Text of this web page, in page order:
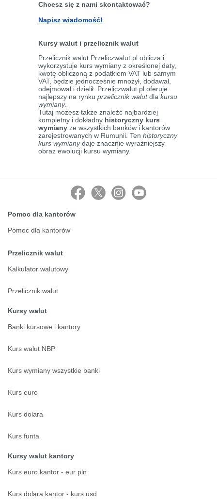
Chcesz się z nami skontaktować?
Napisz wiadomość!
Kursy walut i przelicznik walut
Przelicznik walut Przeliczwalut.pl oblicza i
wykorzystuje kurs wymiany z określonej daty,
kwotę obliczoną z podatkiem VAT lub samym
VAT, będzie jednocześnie mnożył, dodawał,
odejmował i dzielił. Przeliczwalut.pl oferuje
najlepszy na rynku przelicznik walutdla kursu
wymiany.
Tutaj możesz także znaleźć najbardziej
kompletny i dokładny historyczny kurs
wymiany ze wszystkich banków i kantorów
zarejestrowanych w Rumunii. Ten historyczny
kurs wymianydaje znacznie wyraźniejszy
obraz ewolucji kursu wymiany.
Pomoc dla kantorów
Pomoc dla kantorów
Przelicznik walut
Kalkulator walutowy
Przelicznik walut
Kursy walut
Banki kursowe i kantory
Kurs walut NBP
Kurs wymiany wszystkie banki
Kurs euro
Kurs dolara
Kurs funta
Kursy walut kantory
Kurs euro kantor - eur pln
Kurs dolara kantor - kurs usd